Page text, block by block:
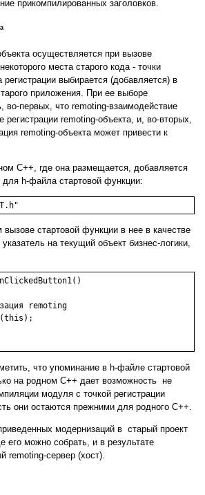
прикомпилированных заголовков.
осуществляется при вызове
места старого кода - точки
регистрации выбирается (добавляется) в
приложения. При ее выборе
во-первых, что remoting-взаимодействие
remoting-объекта, и, во-вторых,
remoting-объекта может привести к
C++, где она размещается, добавляется
для h-файла стартовой функции:
стартовой функции в нее в качестве
на текущий объект бизнес-логики,
remoting
что упоминание в h-файле стартовой
на родном C++ дает возможность не
модуля с точкой регистрации
они остаются прежними для родного C++.
модернизаций в старый проект
его можно собрать, и в результате
remoting-сервер (хост).